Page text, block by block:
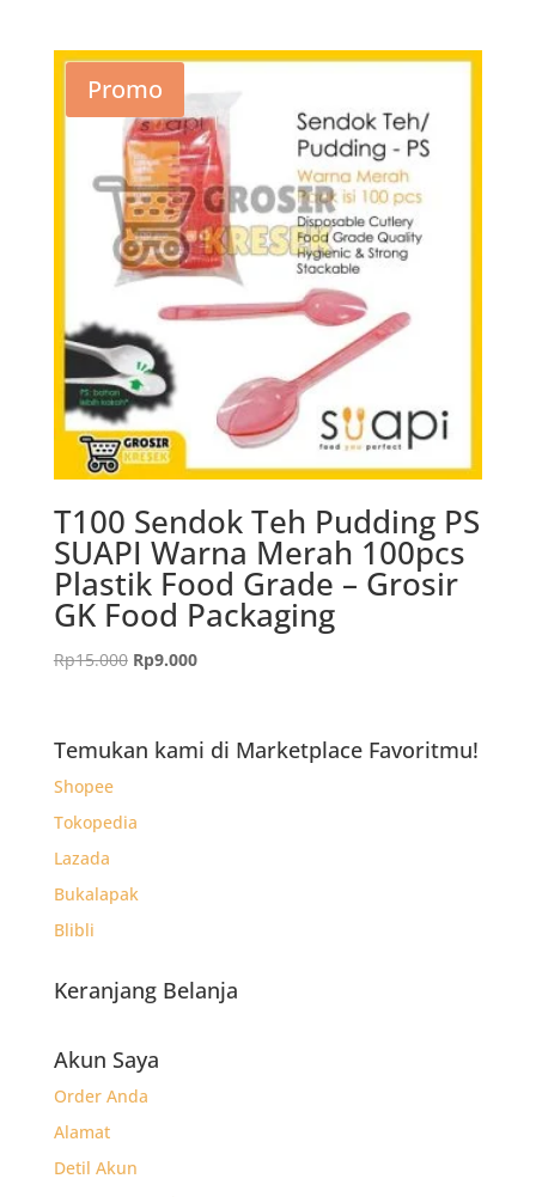
Rp5.000.adalah:
Rp3.100.
Promo
T100 Sendok Teh Pudding PS
SUAPI Warna Merah 100pcs
Plastik Food Grade – Grosir
GK Food Packaging
Rp15.000 Harga
Rp15.000.
Rp9.000Harga
adalah:
Temukan kami di Marketplace Favoritmu!
Shopee
Tokopedia
Lazada
Bukalapak
Blibli
Keranjang Belanja
Akun Saya
Order Anda
Alamat
Detil Akun